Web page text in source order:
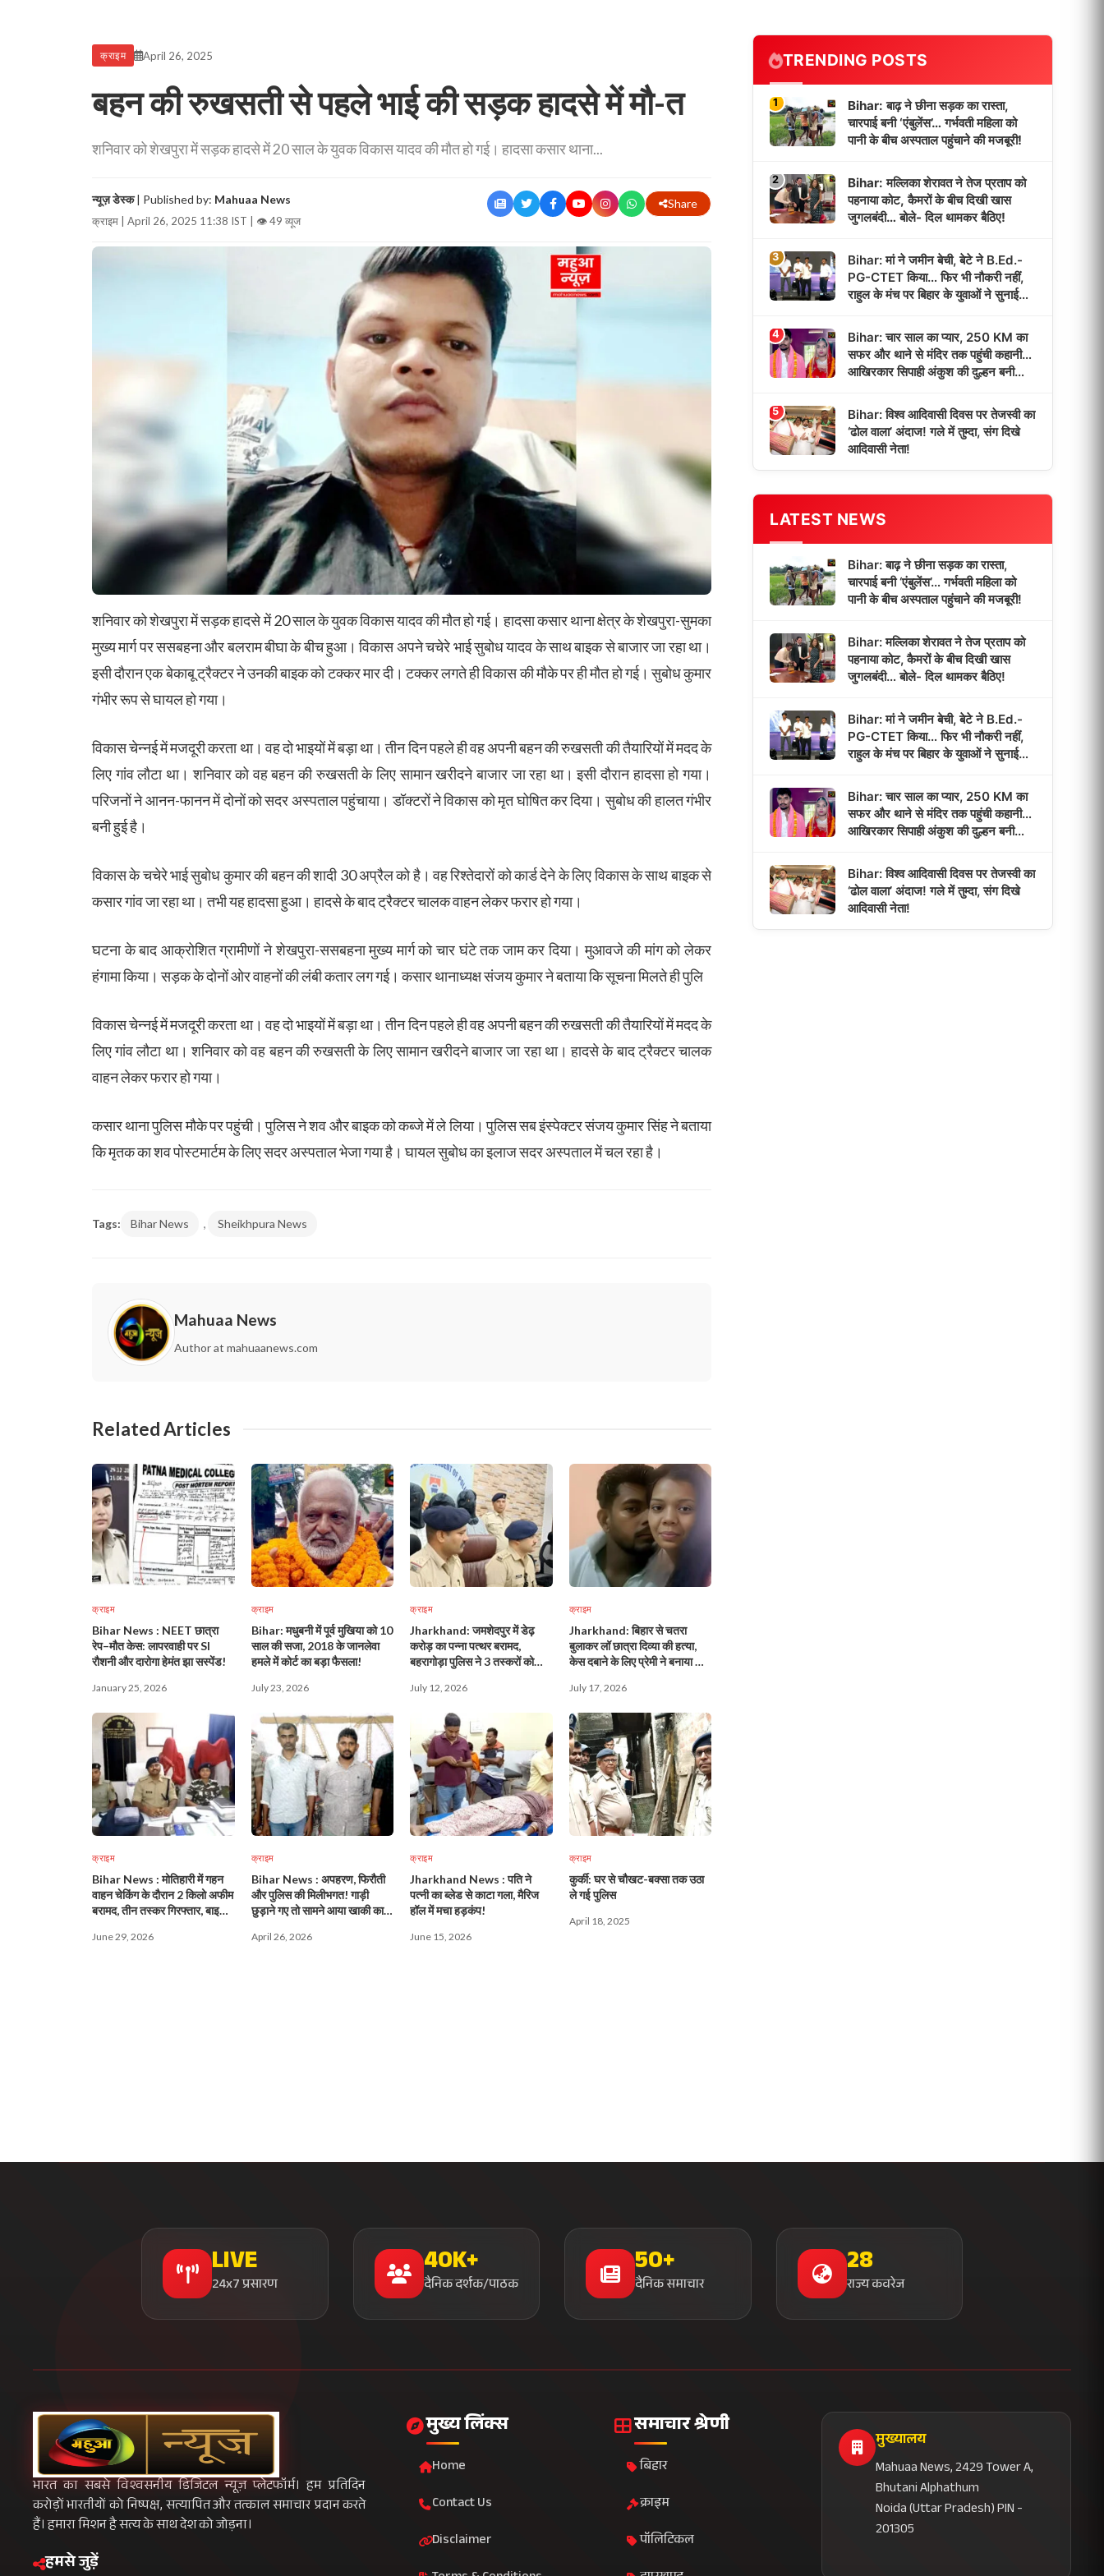
क्राइम April 26, 2025
बहन की रुखसती से पहले भाई की सड़क हादसे में मौ-त
शनिवार को शेखपुरा में सड़क हादसे में 20 साल के युवक विकास यादव की मौत हो गई। हादसा कसार थाना...
न्यूज़ डेस्क| Published by: Mahuaa News
क्राइम | April 26, 2025 11:38 IST | 👁 49 व्यूज
Share
शनिवार को शेखपुरा में सड़क हादसे में 20 साल के युवक विकास यादव की मौत हो गई। हादसा कसार थाना क्षेत्र के शेखपुरा-सुमका
मुख्य मार्ग पर ससबहना और बलराम बीघा के बीच हुआ। विकास अपने चचेरे भाई सुबोध यादव के साथ बाइक से बाजार जा रहा था।
इसी दौरान एक बेकाबू ट्रैक्टर ने उनकी बाइक को टक्कर मार दी। टक्कर लगते ही विकास की मौके पर ही मौत हो गई। सुबोध कुमार
गंभीर रूप से घायल हो गया।
विकास चेन्नई में मजदूरी करता था। वह दो भाइयों में बड़ा था। तीन दिन पहले ही वह अपनी बहन की रुखसती की तैयारियों में मदद के
लिए गांव लौटा था। शनिवार को वह बहन की रुखसती के लिए सामान खरीदने बाजार जा रहा था। इसी दौरान हादसा हो गया।
परिजनों ने आनन-फानन में दोनों को सदर अस्पताल पहुंचाया। डॉक्टरों ने विकास को मृत घोषित कर दिया। सुबोध की हालत गंभीर
बनी हुई है।
विकास के चचेरे भाई सुबोध कुमार की बहन की शादी 30 अप्रैल को है। वह रिश्तेदारों को कार्ड देने के लिए विकास के साथ बाइक से
कसार गांव जा रहा था। तभी यह हादसा हुआ। हादसे के बाद ट्रैक्टर चालक वाहन लेकर फरार हो गया।
घटना के बाद आक्रोशित ग्रामीणों ने शेखपुरा-ससबहना मुख्य मार्ग को चार घंटे तक जाम कर दिया। मुआवजे की मांग को लेकर
हंगामा किया। सड़क के दोनों ओर वाहनों की लंबी कतार लग गई। कसार थानाध्यक्ष संजय कुमार ने बताया कि सूचना मिलते ही पुलि
विकास चेन्नई में मजदूरी करता था। वह दो भाइयों में बड़ा था। तीन दिन पहले ही वह अपनी बहन की रुखसती की तैयारियों में मदद के
लिए गांव लौटा था। शनिवार को वह बहन की रुखसती के लिए सामान खरीदने बाजार जा रहा था। हादसे के बाद ट्रैक्टर चालक
वाहन लेकर फरार हो गया।
कसार थाना पुलिस मौके पर पहुंची। पुलिस ने शव और बाइक को कब्जे में ले लिया। पुलिस सब इंस्पेक्टर संजय कुमार सिंह ने बताया
कि मृतक का शव पोस्टमार्टम के लिए सदर अस्पताल भेजा गया है। घायल सुबोध का इलाज सदर अस्पताल में चल रहा है।
Tags: Bihar News , Sheikhpura News
Mahuaa News
Author at mahuaanews.com
Related Articles
क्राइम
Bihar News : NEET छात्रा
रेप–मौत केस: लापरवाही पर SI
रौशनी और दारोगा हेमंत झा सस्पेंड!
January 25, 2026
क्राइम
Bihar: मधुबनी में पूर्व मुखिया को 10
साल की सजा, 2018 के जानलेवा
हमले में कोर्ट का बड़ा फैसला!
July 23, 2026
क्राइम
Jharkhand: जमशेदपुर में डेढ़
करोड़ का पन्ना पत्थर बरामद,
बहरागोड़ा पुलिस ने 3 तस्करों को
July 12, 2026
क्राइम
Jharkhand: बिहार से चतरा
बुलाकर लॉ छात्रा दिव्या की हत्या,
केस दबाने के लिए प्रेमी ने बनाया था
July 17, 2026
क्राइम
Bihar News : मोतिहारी में गहन
वाहन चेकिंग के दौरान 2 किलो अफीम
बरामद, तीन तस्कर गिरफ्तार, बाइक
June 29, 2026
क्राइम
Bihar News : अपहरण, फिरौती
और पुलिस की मिलीभगत! गाड़ी
छुड़ाने गए तो सामने आया खाकी का
April 26, 2026
क्राइम
Jharkhand News : पति ने
पत्नी का ब्लेड से काटा गला, मैरिज
हॉल में मचा हड़कंप!
June 15, 2026
क्राइम
कुर्की: घर से चौखट-बक्सा तक उठा
ले गई पुलिस
April 18, 2025
TRENDING POSTS
1
Bihar: बाढ़ ने छीना सड़क का रास्ता,
चारपाई बनी ‘एंबुलेंस’… गर्भवती महिला को
पानी के बीच अस्पताल पहुंचाने की मजबूरी!
2
Bihar: मल्लिका शेरावत ने तेज प्रताप को
पहनाया कोट, कैमरों के बीच दिखी खास
जुगलबंदी… बोले- दिल थामकर बैठिए!
3
Bihar: मां ने जमीन बेची, बेटे ने B.Ed.-
PG-CTET किया… फिर भी नौकरी नहीं,
राहुल के मंच पर बिहार के युवाओं ने सुनाई
4
Bihar: चार साल का प्यार, 250 KM का
सफर और थाने से मंदिर तक पहुंची कहानी…
आखिरकार सिपाही अंकुश की दुल्हन बनी
5
Bihar: विश्व आदिवासी दिवस पर तेजस्वी का
‘ढोल वाला’ अंदाज! गले में तुम्दा, संग दिखे
आदिवासी नेता!
LATEST NEWS
Bihar: बाढ़ ने छीना सड़क का रास्ता,
चारपाई बनी ‘एंबुलेंस’… गर्भवती महिला को
पानी के बीच अस्पताल पहुंचाने की मजबूरी!
Bihar: मल्लिका शेरावत ने तेज प्रताप को
पहनाया कोट, कैमरों के बीच दिखी खास
जुगलबंदी… बोले- दिल थामकर बैठिए!
Bihar: मां ने जमीन बेची, बेटे ने B.Ed.-
PG-CTET किया… फिर भी नौकरी नहीं,
राहुल के मंच पर बिहार के युवाओं ने सुनाई
Bihar: चार साल का प्यार, 250 KM का
सफर और थाने से मंदिर तक पहुंची कहानी…
आखिरकार सिपाही अंकुश की दुल्हन बनी
Bihar: विश्व आदिवासी दिवस पर तेजस्वी का
‘ढोल वाला’ अंदाज! गले में तुम्दा, संग दिखे
आदिवासी नेता!
LIVE
24x7 प्रसारण
40K+
दैनिक दर्शक/पाठक
50+
दैनिक समाचार
28
राज्य कवरेज
भारत का सबसे विश्वसनीय डिजिटल न्यूज़ प्लेटफॉर्म। हम प्रतिदिन
करोड़ों भारतीयों को निष्पक्ष, सत्यापित और तत्काल समाचार प्रदान करते
हैं। हमारा मिशन है सत्य के साथ देश को जोड़ना।
हमसे जुड़ें
मुख्य लिंक्स
Home
Contact Us
Disclaimer
समाचार श्रेणी
बिहार
क्राइम
पॉलिटिकल
मुख्यालय
Mahuaa News, 2429 Tower A,
Bhutani Alphathum
Noida (Uttar Pradesh) PIN -
201305